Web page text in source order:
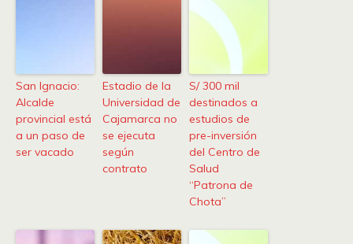
San Ignacio:
Alcalde
provincial está
a un paso de
ser vacado
Estadio de la
Universidad de
Cajamarca no
se ejecuta
según
contrato
S/ 300 mil
destinados a
estudios de
pre-inversión
del Centro de
Salud
“Patrona de
Chota”